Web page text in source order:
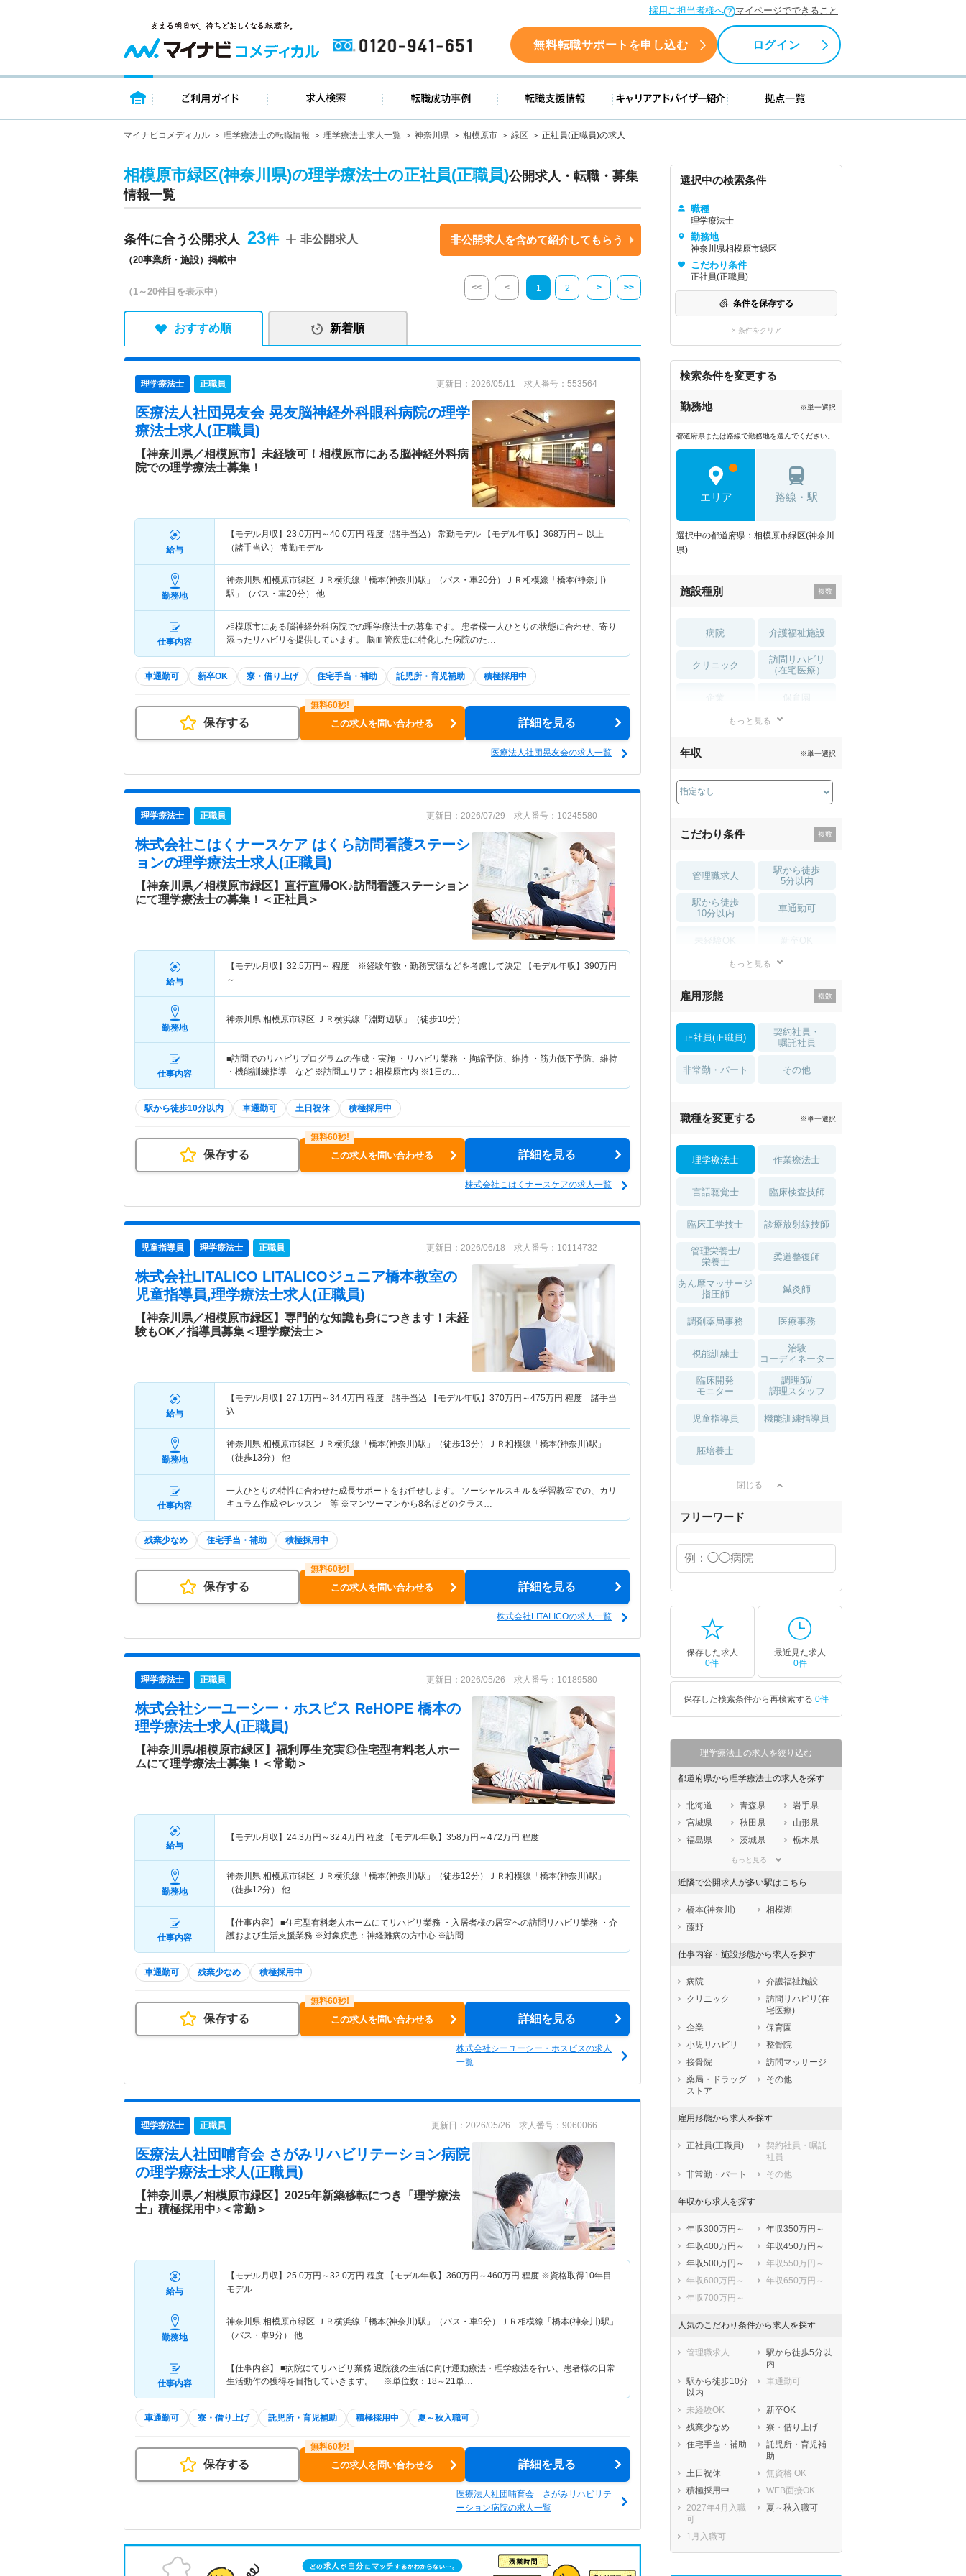
採用ご担当者様へ マイページでできること
0120-941-651 無料転職サポートを申し込む ログイン
トップページ ご利用ガイド 求人検索 転職成功事例 転職支援情報 キャリアアドバイザー紹介 拠点一覧
マイナビコメディカル 理学療法士の転職情報 理学療法士求人一覧 神奈川県 相模原市 緑区 正社員(正職員)の求人
相模原市緑区(神奈川県)の理学療法士の正社員(正職員)公開求人・転職・募集
情報一覧
条件に合う公開求人 23
（20事業所・施設）掲載中
非公開求人 非公開求人を含めて紹介してもらう
（1～20件目を表示中） << < 1 2 > >>
おすすめ順 新着順
理学療法士 正職員 更新日：2026/05/11 求人番号：553564
医療法人社団晃友会 晃友脳神経外科眼科病院の理学
療法士求人(正職員)
【神奈川県／相模原市】未経験可！相模原市にある脳神経外科病
院での理学療法士募集！
給与
【モデル月収】 23.0万円～40.0万円 程度（諸手当込） 常勤モデル 【モデル年収】 368万円～ 以上
（諸手当込） 常勤モデル
勤務地
神奈川県 相模原市緑区 ＪＲ横浜線「橋本(神奈川)駅」（バス・車20分）ＪＲ相模線「橋本(神奈川)
駅」（バス・車20分） 他
仕事内容
相模原市にある脳神経外科病院での理学療法士の募集です。 患者様一人ひとりの状態に合わせ、寄り
添ったリハビリを提供しています。 脳血管疾患に特化した病院のた…
車通勤可 新卒OK 寮・借り上げ 住宅手当・補助 託児所・育児補助 積極採用中
保存する この求人を問い合わせる 詳細を見る
医療法人社団晃友会の求人一覧
理学療法士 正職員 更新日：2026/07/29 求人番号：10245580
株式会社こはくナースケア はくら訪問看護ステーシ
ョンの理学療法士求人(正職員)
【神奈川県／相模原市緑区】直行直帰OK♪訪問看護ステーション
にて理学療法士の募集！＜正社員＞
給与
【モデル月収】 32.5万円～ 程度 ※経験年数・勤務実績などを考慮して決定 【モデル年収】 390万円
～
勤務地
神奈川県 相模原市緑区 ＪＲ横浜線「淵野辺駅」（徒歩10分）
仕事内容
■訪問でのリハビリプログラムの作成・実施 ・リハビリ業務 ・拘縮予防、維持 ・筋力低下予防、維持
・機能訓練指導 など ※訪問エリア：相模原市内 ※1日の…
駅から徒歩10分以内 車通勤可 土日祝休 積極採用中
保存する この求人を問い合わせる 詳細を見る
株式会社こはくナースケアの求人一覧
児童指導員 理学療法士 正職員 更新日：2026/06/18 求人番号：10114732
株式会社LITALICO LITALICOジュニア橋本教室の
児童指導員,理学療法士求人(正職員)
【神奈川県／相模原市緑区】専門的な知識も身につきます！未経
験もOK／指導員募集＜理学療法士＞
給与
【モデル月収】 27.1万円～34.4万円 程度 諸手当込 【モデル年収】 370万円～475万円 程度 諸手当
込
勤務地
神奈川県 相模原市緑区 ＪＲ横浜線「橋本(神奈川)駅」（徒歩13分）ＪＲ相模線「橋本(神奈川)駅」
（徒歩13分） 他
仕事内容
一人ひとりの特性に合わせた成長サポートをお任せします。 ソーシャルスキル＆学習教室での、カリ
キュラム作成やレッスン 等 ※マンツーマンから8名ほどのクラス…
残業少なめ 住宅手当・補助 積極採用中
保存する この求人を問い合わせる 詳細を見る
株式会社LITALICOの求人一覧
理学療法士 正職員 更新日：2026/05/26 求人番号：10189580
株式会社シーユーシー・ホスピス ReHOPE 橋本の
理学療法士求人(正職員)
【神奈川県/相模原市緑区】福利厚生充実◎住宅型有料老人ホー
ムにて理学療法士募集！＜常勤＞
給与
【モデル月収】 24.3万円～32.4万円 程度 【モデル年収】 358万円～472万円 程度
勤務地
神奈川県 相模原市緑区 ＪＲ横浜線「橋本(神奈川)駅」（徒歩12分）ＪＲ相模線「橋本(神奈川)駅」
（徒歩12分） 他
仕事内容
【仕事内容】 ■住宅型有料老人ホームにてリハビリ業務 ・入居者様の居室への訪問リハビリ業務 ・介
護および生活支援業務 ※対象疾患：神経難病の方中心 ※訪問…
車通勤可 残業少なめ 積極採用中
保存する この求人を問い合わせる 詳細を見る
株式会社シーユーシー・ホスピスの求人
一覧
理学療法士 正職員 更新日：2026/05/26 求人番号：9060066
医療法人社団哺育会 さがみリハビリテーション病院
の理学療法士求人(正職員)
【神奈川県／相模原市緑区】2025年新築移転につき「理学療法
士」積極採用中♪＜常勤＞
給与
【モデル月収】 25.0万円～32.0万円 程度 【モデル年収】 360万円～460万円 程度 ※資格取得10年目
モデル
勤務地
神奈川県 相模原市緑区 ＪＲ横浜線「橋本(神奈川)駅」（バス・車9分）ＪＲ相模線「橋本(神奈川)駅」
（バス・車9分） 他
仕事内容
【仕事内容】 ■病院にてリハビリ業務 退院後の生活に向け運動療法・理学療法を行い、患者様の日常
生活動作の獲得を目指していきます。 ※単位数：18～21単…
車通勤可 寮・借り上げ 託児所・育児補助 積極採用中 夏～秋入職可
保存する この求人を問い合わせる 詳細を見る
医療法人社団哺育会 さがみリハビリテ
ーション病院の求人一覧
選択中の検索条件
職種
理学療法士
勤務地
神奈川県相模原市緑区
こだわり条件
正社員(正職員)
条件を保存する
× 条件をクリア
検索条件を変更する
勤務地 ※単一選択
都道府県または路線で勤務地を選んでください。
エリア 路線・駅
選択中の都道府県：相模原市緑区(神奈川
県)
施設種別
病院 介護福祉施設
クリニック
訪問リハビリ
（在宅医療）
薬局・
もっと見る
年収 ※単一選択
こだわり条件
管理職求人
駅から徒歩
5分以内
駅から徒歩
10分以内
車通勤可
住宅手当・補助
土日祝休 無資格 OK
積極採用中 WEB面接OK
もっと見る
雇用形態
正社員(正職員)
契約社員・
嘱託社員
非常勤・パート その他
職種を変更する ※単一選択
理学療法士 作業療法士
言語聴覚士 臨床検査技師
臨床工学技士 診療放射線技師
管理栄養士/
栄養士
柔道整復師
あん摩マッサージ
指圧師
鍼灸師
調剤薬局事務 医療事務
視能訓練士
治験
コーディネーター
臨床開発
モニター
調理師/
調理スタッフ
児童指導員 機能訓練指導員
胚培養士
閉じる
フリーワード
保存した求人
0件
最近見た求人
0件
保存した検索条件から再検索する 0件
理学療法士の求人を絞り込む
都道府県から理学療法士の求人を探す
北海道 青森県
岩手県
宮城県
秋田県
山形県
福島県
茨城県
栃木県
埼玉県
石川県
福井県
静岡県
兵庫県
奈良県
和歌山県
鳥取県
島根県
岡山県
広島県
山口県
徳島県
高知県
福岡県
佐賀県
熊本県
大分県
鹿児島県
沖縄県
もっと見る
近隣で公開求人が多い駅はこちら
橋本(神奈川)
相模湖
藤野
仕事内容・施設形態から求人を探す
病院
介護福祉施設
クリニック
訪問リハビリ(在
宅医療)
企業
保育園
小児リハビリ
整骨院
接骨院
訪問マッサージ
薬局・ドラッグ
ストア
その他
雇用形態から求人を探す
正社員(正職員)
契約社員・嘱託
社員
非常勤・パート
その他
年収から求人を探す
年収300万円～
年収350万円～
年収400万円～
年収450万円～
年収500万円～
年収550万円～
年収600万円～
年収650万円～
年収700万円～
人気のこだわり条件から求人を探す
管理職求人
駅から徒歩5分以
内
駅から徒歩10分
以内
車通勤可
未経験OK
新卒OK
残業少なめ
寮・借り上げ
住宅手当・補助
託児所・育児補
助
土日祝休
無資格 OK
積極採用中
WEB面接OK
2027年4月入職
可
夏～秋入職可
1月入職可